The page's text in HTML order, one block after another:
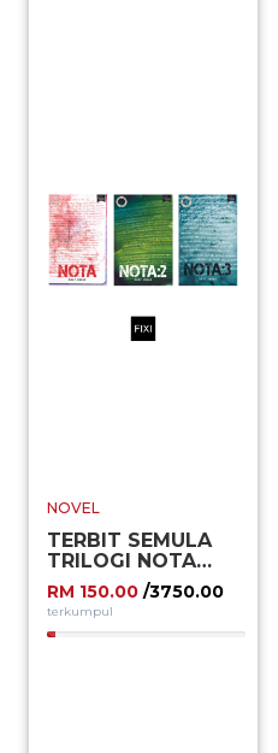
NOVEL
TERBIT SEMULA
TRILOGI NOTA
SEMPENA PBAKL
2024
RM 150.00 /3750.00
terkumpul
4.00%